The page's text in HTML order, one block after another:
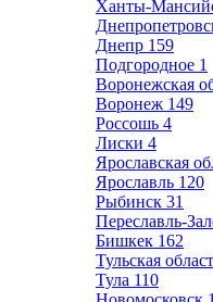
Ханты-
Днепр 159
Подгородное 1
Воронежская
Воронеж 149
Россошь 4
Лиски 4
Ярославская
Ярославль 120
Рыбинск 31
Переславль-
Бишкек 162
Тульская
Тула 110